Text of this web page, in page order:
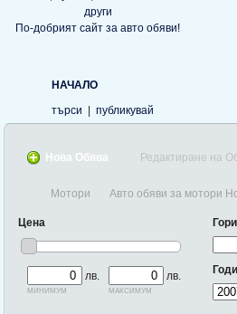
По-добрият сайт за авто обяви!
НАЧАЛО
търси
публикувай
Нова Обява Редактиране на
Мотори Авто обяви за мотори
Цена
лв.
минимум
лв.
максимум